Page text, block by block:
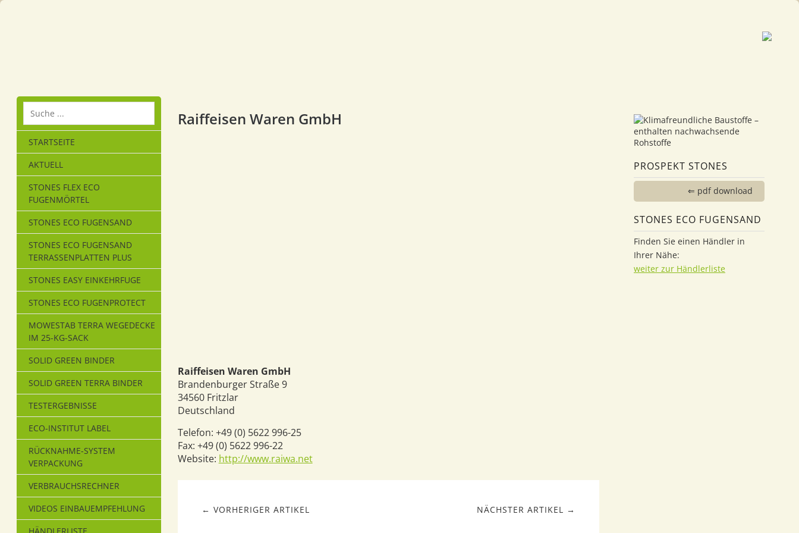
STARTSEITE
AKTUELL
STONES FLEX ECO
FUGENMÖRTEL
STONES ECO FUGENSAND
STONES ECO FUGENSAND
TERRASSENPLATTEN PLUS
STONES EASY EINKEHRFUGE
STONES ECO FUGENPROTECT
MOWESTAB TERRA WEGEDECKE
IM 25-KG-SACK
SOLID GREEN BINDER
SOLID GREEN TERRA BINDER
TESTERGEBNISSE
ECO-INSTITUT LABEL
RÜCKNAHME-SYSTEM
VERPACKUNG
VERBRAUCHSRECHNER
VIDEOS EINBAUEMPFEHLUNG
Raiffeisen Waren GmbH
Raiffeisen Waren GmbH
Brandenburger Straße 9
34560 Fritzlar
Deutschland
Telefon: +49 (0) 5622 996-25
Fax: +49 (0) 5622 996-22
Website: http://www.raiwa.net
NÄCHSTER ARTIKEL →
← VORHERIGER ARTIKEL
PROSPEKT STONES
⇐ pdf download
STONES ECO FUGENSAND
Finden Sie einen Händler in
Ihrer Nähe:
weiter zur Händlerliste